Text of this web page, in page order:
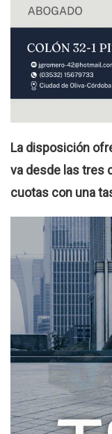
La disposición
va desde las tres
cuotas con una